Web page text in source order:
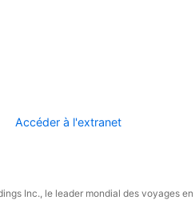
Accéder à l'extranet
Inc., le leader mondial des voyages